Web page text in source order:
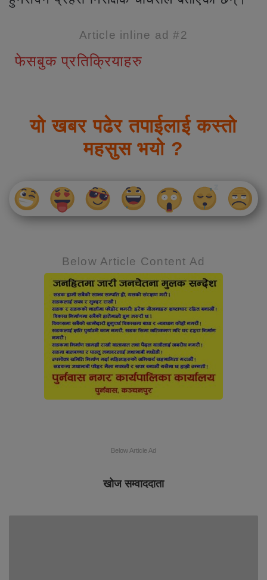
Article inline ad #2
फेसबुक प्रतिक्रियाहरु
यो खबर पढेर तपाईलाई कस्तो
महसुस भयो ?
Below Article Content Ad
Below Article Ad
खोज सम्वाददाता